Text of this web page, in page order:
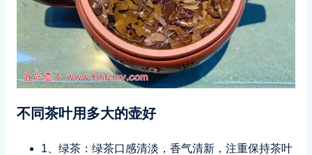
不同茶叶用多大的壶好
1、绿茶：绿茶口感清淡，香气清新，注重保持茶叶